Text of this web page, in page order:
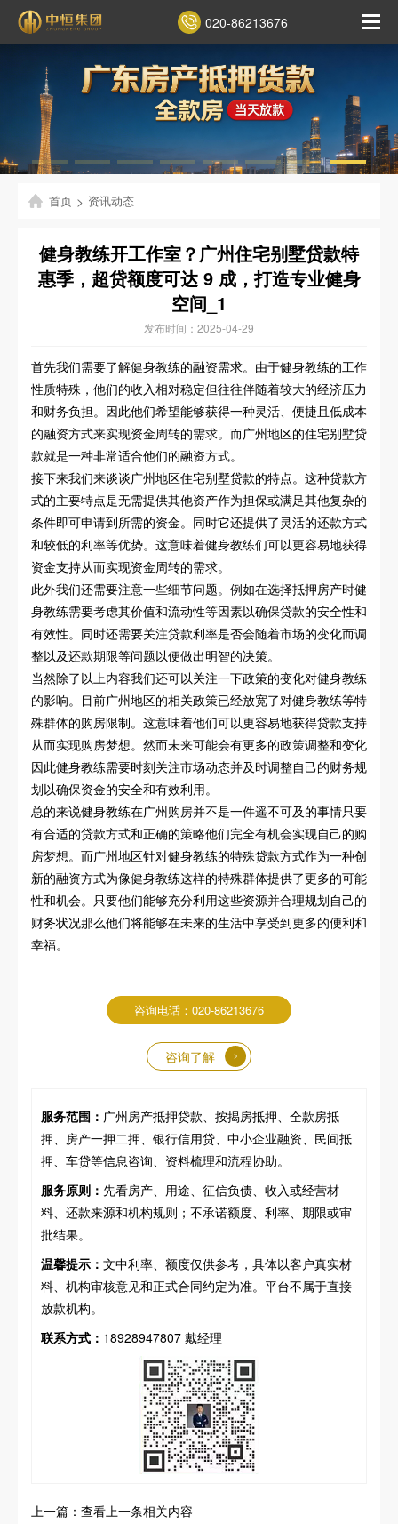
020-86213676
首页 > 资讯动态
健身教练开工作室？广州住宅别墅贷款特
惠季，超贷额度可达 9 成，打造专业健身
空间_1
发布时间：2025-04-29
首先我们需要了解健身教练的融资需求。由于健身教练的工作
性质特殊，他们的收入相对稳定但往往伴随着较大的经济压力
和财务负担。因此他们希望能够获得一种灵活、便捷且低成本
的融资方式来实现资金周转的需求。而广州地区的住宅别墅贷
款就是一种非常适合他们的融资方式。
接下来我们来谈谈广州地区住宅别墅贷款的特点。这种贷款方
式的主要特点是无需提供其他资产作为担保或满足其他复杂的
条件即可申请到所需的资金。同时它还提供了灵活的还款方式
和较低的利率等优势。这意味着健身教练们可以更容易地获得
资金支持从而实现资金周转的需求。
此外我们还需要注意一些细节问题。例如在选择抵押房产时健
身教练需要考虑其价值和流动性等因素以确保贷款的安全性和
有效性。同时还需要关注贷款利率是否会随着市场的变化而调
整以及还款期限等问题以便做出明智的决策。
当然除了以上内容我们还可以关注一下政策的变化对健身教练
的影响。目前广州地区的相关政策已经放宽了对健身教练等特
殊群体的购房限制。这意味着他们可以更容易地获得贷款支持
从而实现购房梦想。然而未来可能会有更多的政策调整和变化
因此健身教练需要时刻关注市场动态并及时调整自己的财务规
划以确保资金的安全和有效利用。
总的来说健身教练在广州购房并不是一件遥不可及的事情只要
有合适的贷款方式和正确的策略他们完全有机会实现自己的购
房梦想。而广州地区针对健身教练的特殊贷款方式作为一种创
新的融资方式为像健身教练这样的特殊群体提供了更多的可能
性和机会。只要他们能够充分利用这些资源并合理规划自己的
财务状况那么他们将能够在未来的生活中享受到更多的便利和
幸福。
咨询电话：020-86213676
咨询了解
服务范围： 广州房产抵押贷款、按揭房抵押、全款房抵
押、房产一押二押、银行信用贷、中小企业融资、民间抵
押、车贷等信息咨询、资料梳理和流程协助。
服务原则： 先看房产、用途、征信负债、收入或经营材
料、还款来源和机构规则；不承诺额度、利率、期限或审
批结果。
温馨提示： 文中利率、额度仅供参考，具体以客户真实材
料、机构审核意见和正式合同约定为准。平台不属于直接
放款机构。
联系方式： 18928947807 戴经理
上一篇：查看上一条相关内容